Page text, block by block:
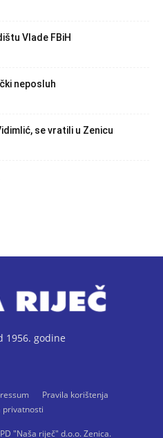
Vlade FBiH
neposluh
se vratili u Zenicu
1956. godine
Pravila korištenja
privatnosti
"Naša riječ" d.o.o. Zenica.